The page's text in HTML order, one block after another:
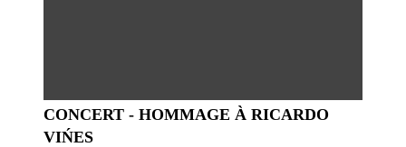
CONCERT - HOMMAGE À RICARDO
VIŃES